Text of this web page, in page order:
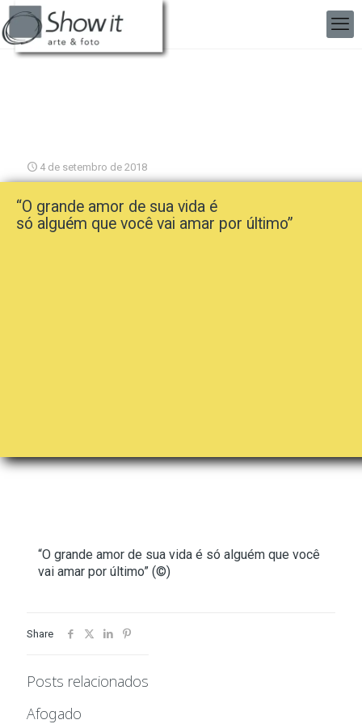
4 de setembro de 2018
“O grande amor de sua vida é
só alguém que você vai amar por último”
“O grande amor de sua vida é só alguém que você
vai amar por último” (©)
Share
Posts relacionados
Afogado